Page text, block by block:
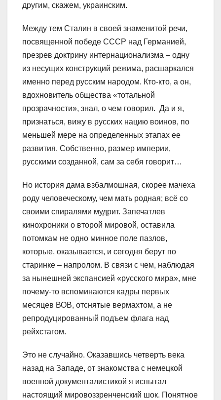
другим, скажем, украинским.
Между тем Сталин в своей знаменитой речи,
посвященной победе СССР над Германией,
презрев доктрину интернационализма – одну
из несущих конструкций режима, расшаркался
именно перед русским народом. Кто-кто, а он,
вдохновитель общества «тотальной
прозрачности», знал, о чем говорил. Да и я,
признаться, вижу в русских нацию воинов, по
меньшей мере на определенных этапах ее
развития. Собственно, размер империи,
русскими созданной, сам за себя говорит…
Но история дама взбалмошная, скорее мачеха
роду человеческому, чем мать родная; всё со
своими спиралями мудрит. Запечатлев
кинохроники о второй мировой, оставила
потомкам не одно минное поле пазлов,
которые, оказывается, и сегодня берут по
старинке – напролом. В связи с чем, наблюдая
за нынешней экспансией «русского мира», мне
почему-то вспоминаются кадры первых
месяцев ВОВ, отснятые вермахтом, а не
репродуцированный подъем флага над
рейхстагом.
Это не случайно. Оказавшись четверть века
назад на Западе, от знакомства с немецкой
военной документалистикой я испытал
настоящий мировоззренченский шок. Понятное